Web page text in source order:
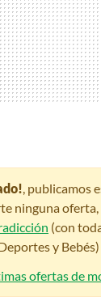
, publicamos
ninguna oferta,
(con
y
ofertas de